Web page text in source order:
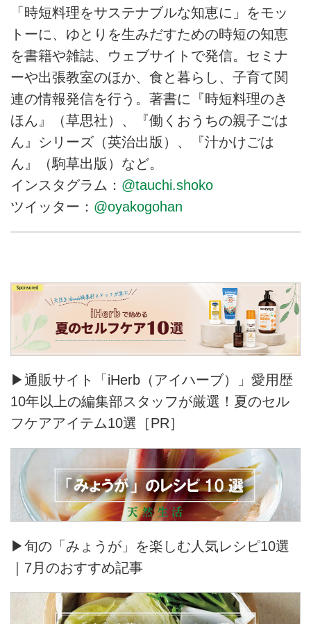
「時短料理をサステナブルな知恵に」をモッ
トーに、ゆとりを生みだすための時短の知恵
を書籍や雑誌、ウェブサイトで発信。セミナ
ーや出張教室のほか、食と暮らし、子育て関
連の情報発信を行う。著書に『時短料理のき
ほん』（草思社）、『働くおうちの親子ごは
ん』シリーズ（英治出版）、『汁かけごは
ん』（駒草出版）など。
インスタグラム： @tauchi.shoko
ツイッター： @oyakogohan
▶通販サイト「iHerb（アイハーブ）」愛用歴
10年以上の編集部スタッフが厳選！夏のセル
フケアアイテム10選［PR］
▶旬の「みょうが」を楽しむ人気レシピ10選
｜7月のおすすめ記事